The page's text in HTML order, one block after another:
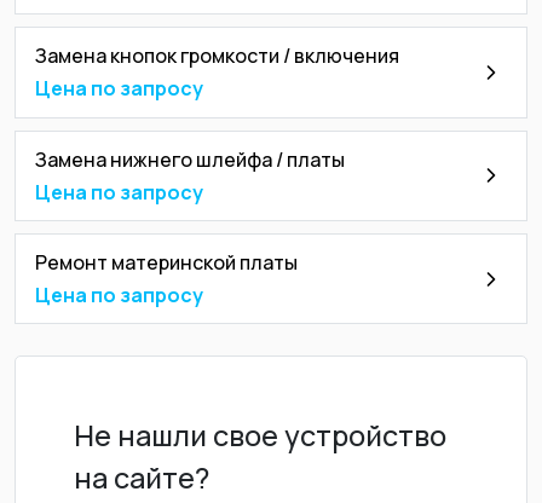
Замена кнопок громкости / включения
Цена по запросу
Замена нижнего шлейфа / платы
Цена по запросу
Ремонт материнской платы
Цена по запросу
Не нашли свое устройство
на сайте?